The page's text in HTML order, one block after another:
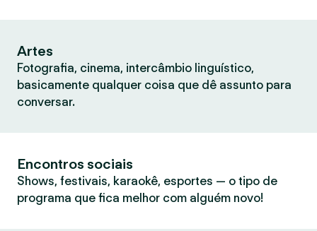
Artes
Fotografia, cinema, intercâmbio linguístico,
basicamente qualquer coisa que dê assunto para
conversar.
Encontros sociais
Shows, festivais, karaokê, esportes — o tipo de
programa que fica melhor com alguém novo!